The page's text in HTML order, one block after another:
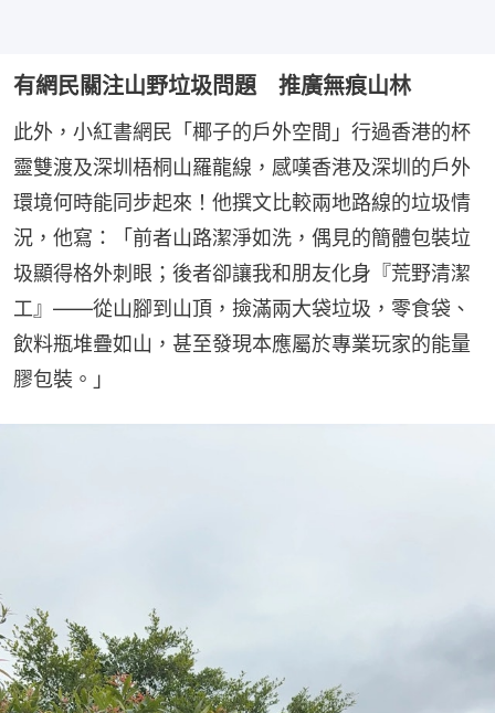
有網民關注山野垃圾問題 推廣無痕山林
此外，小紅書網民「椰子的戶外空間」行過香港的杯
靈雙渡及深圳梧桐山羅龍線，感嘆香港及深圳的戶外
環境何時能同步起來！他撰文比較兩地路線的垃圾情
況，他寫：「前者山路潔淨如洗，偶見的簡體包裝垃
圾顯得格外刺眼；後者卻讓我和朋友化身『荒野清潔
工』——從山腳到山頂，撿滿兩大袋垃圾，零食袋、
飲料瓶堆疊如山，甚至發現本應屬於專業玩家的能量
膠包裝。」